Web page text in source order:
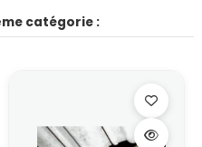
catégorie :